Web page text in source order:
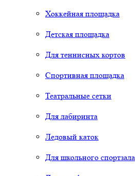
Хоккейная площадка
Детская площадка
Для теннисных кортов
Спортивная площадка
Театральные сетки
Для лабиринта
Ледовый каток
Для школьного спортзала